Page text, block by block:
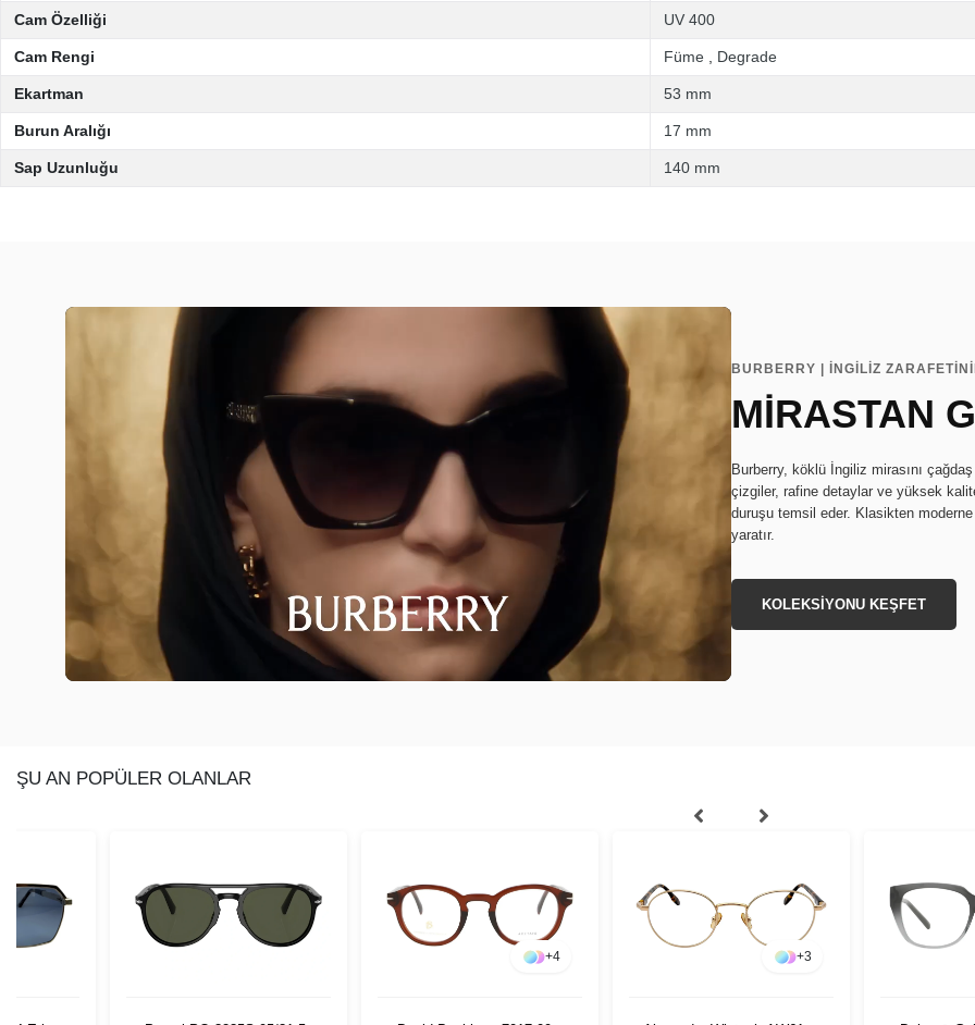
Cam Özelliği UV 400
Cam Rengi Füme Degrade
Ekartman 53 mm
Burun Aralığı 17 mm
Sap Uzunluğu 140 mm
BURBERRY | İNGİLİZ
MİRASTAN
Burberry, köklü İngiliz mirasını
çizgiler, rafine detaylar ve yüksek
duruşu temsil eder. Klasikten
yaratır.
KOLEKSİYONU KEŞFET
ŞU AN POPÜLER OLANLAR
+4 +3